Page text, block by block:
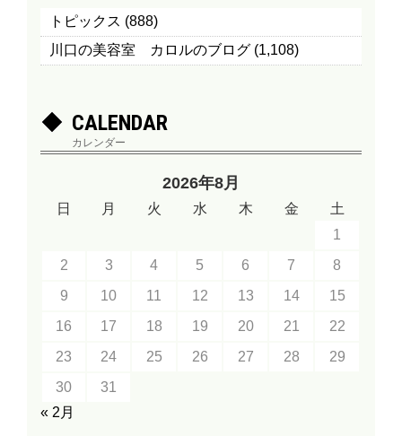
トピックス (888)
川口の美容室 カロルのブログ (1,108)
CALENDAR
カレンダー
2026年8月
日 月 火 水 木 金
土
1
2
3 4 5 6 7
8
9
10 11 12 13 14
15
16
17 18 19 20 21
22
23
24 25 26 27 28
29
30
31
« 2月